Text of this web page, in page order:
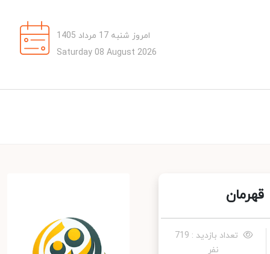
امروز شنبه 17 مرداد 1405
Saturday 08 August 2026
تعداد بازدید : 719
نفر